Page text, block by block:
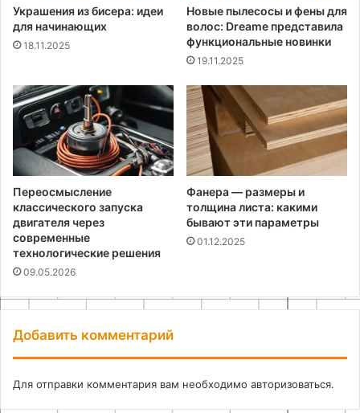
Украшения из бисера: идеи
для начинающих
18.11.2025
Новые пылесосы и фены для
волос: Dreame представила
функциональные новинки
19.11.2025
Переосмысление
классического запуска
двигателя через
современные
технологические решения
09.05.2026
Фанера — размеры и
толщина листа: какими
бывают эти параметры
01.12.2025
Добавить комментарий
Для отправки комментария вам необходимо авторизоваться.